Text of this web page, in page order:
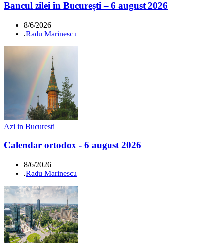
Bancul zilei în București – 6 august 2026
8/6/2026
.Radu Marinescu
Azi in Bucuresti
Calendar ortodox - 6 august 2026
8/6/2026
.Radu Marinescu